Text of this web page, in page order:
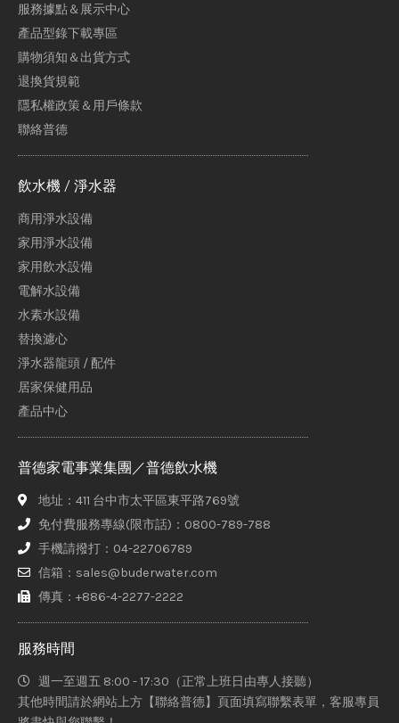
服務據點＆展示中心
產品型錄下載專區
購物須知＆出貨方式
退換貨規範
隱私權政策＆用戶條款
聯絡普德
飲水機 / 淨水器
商用淨水設備
家用淨水設備
家用飲水設備
電解水設備
水素水設備
替換濾心
淨水器龍頭 / 配件
居家保健用品
產品中心
普德家電事業集團／普德飲水機
地址：411 台中市太平區東平路769號
免付費服務專線(限市話)：0800-789-788
手機請撥打：04-22706789
信箱：sales@buderwater.com
傳真：+886-4-2277-2222
服務時間
週一至週五 8:00 - 17:30（正常上班日由專人接聽）
其他時間請於網站上方【聯絡普德】頁面填寫聯繫表單，客服專員